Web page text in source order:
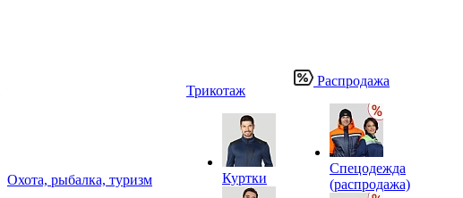
Охота, рыбалка, туризм
Трикотаж
Куртки
Распродажа
Спецодежда
(распродажа)